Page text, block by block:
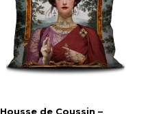
Housse de Coussin –